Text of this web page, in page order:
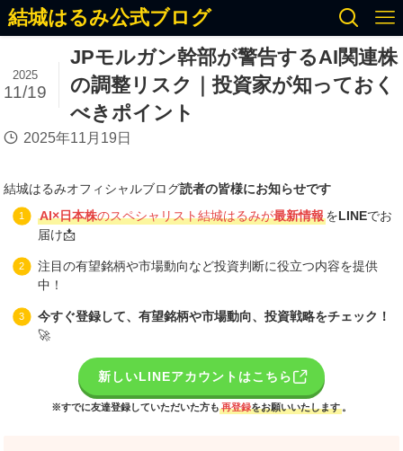
結城はるみ公式ブログ
JPモルガン幹部が警告するAI関連株
の調整リスク｜投資家が知っておく
べきポイント
2025
11/19
2025年11月19日
結城はるみオフィシャルブログ読者の皆様にお知らせです
AI×日本株のスペシャリスト結城はるみが最新情報をLINEでお
届け📩
注目の有望銘柄や市場動向など投資判断に役立つ内容を提供
中！
今すぐ登録して、有望銘柄や市場動向、投資戦略をチェック！
🚀
新しいLINEアカウントはこちら
※すでに友達登録していただいた方も 再登録をお願いいたします 。